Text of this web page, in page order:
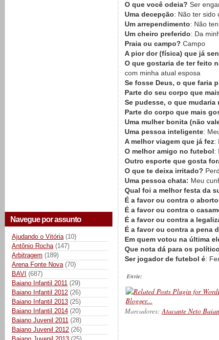
Navegue por assunto
Ajudando o Vitória (10)
Antônio Rocha (147)
Arbitragem (189)
Arena Fonte Nova (70)
BAVI (687)
Baiano Infantil 2011 (29)
Baiano Infantil 2012 (26)
Baiano Infantil 2013 (25)
Baiano Infantil 2014 (20)
Baiano Juvenil 2011 (28)
Baiano Juvenil 2012 (26)
O que você odeia? Ser
Uma decepção: Não ter sido
Um arrependimento: Não
Um cheiro preferido: Da
Praia ou campo? Campo
A pior dor (física) que já
O que gostaria de ter feito
com minha atual esposa
Se fosse Deus, o que faria
Parte do seu corpo que
Se pudesse, o que mudaria
Parte do corpo que mais
Uma mulher bonita (não
Uma pessoa inteligente:
A melhor viagem que já fez:
O melhor amigo no futebol:
Outro esporte que gosta
O que te deixa irritado?
Uma pessoa chata: Meu
Qual foi a melhor festa da
É a favor ou contra o
É a favor ou contra o
É a favor ou contra a
É a favor ou contra a pena
Em quem votou na última
Que nota dá para os
Ser jogador de futebol é:
Envie:
Marcadores:Atacante Neto